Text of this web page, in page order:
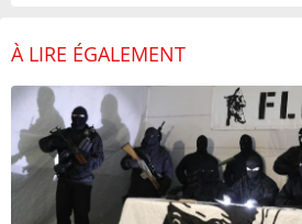
À LIRE ÉGALEMENT